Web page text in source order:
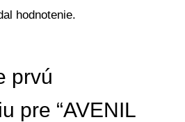
hodnotenie.
prvú
pre “AVENIL